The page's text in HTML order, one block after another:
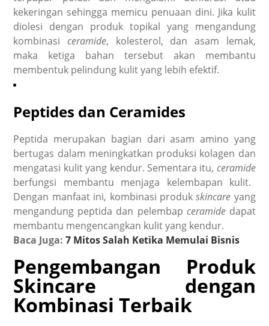
kekeringan sehingga memicu penuaan dini. Jika kulit
diolesi dengan produk topikal yang mengandung
kombinasiceramide, kolesterol, dan asam lemak,
maka ketiga bahan tersebut akan membantu
membentuk pelindung kulit yang lebih efektif.
Peptides dan Ceramides
Peptida merupakan bagian dari asam amino yang
bertugas dalam meningkatkan produksi kolagen dan
mengatasi kulit yang kendur. Sementara itu, ceramide
berfungsi membantu menjaga kelembapan kulit.
Dengan manfaat ini, kombinasi produkskincare yang
mengandung peptida dan pelembap ceramidedapat
membantu mengencangkan kulit yang kendur.
Baca Juga:7 Mitos Salah Ketika Memulai Bisnis
Pengembangan Produk
Skincare dengan
Kombinasi Terbaik